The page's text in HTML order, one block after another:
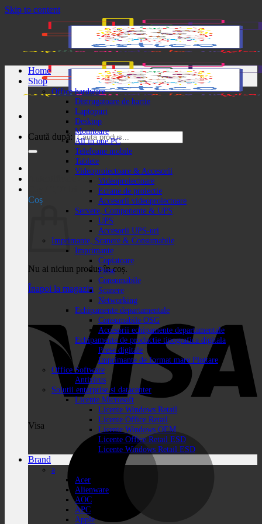
Skip to content
Caută după:
Autentificare / Înregistrare
Coș
Nu ai niciun produs în coș.
Înapoi la magazin
Visa
Home
Shop
Office hardware
Distrugatoare de hartie
Laptopuri
Desktop
Monitoare
All in one PC
Telefoane mobile
Tablete
Videoproiectoare & Accesorii
Videoproiectoare
Ecrane de proiectie
Accesorii videoproiectoare
Servere, Componente & UPS
UPS
Accesorii UPS-uri
Imprimante, Scanere & Consumabile
Imprimante
Copiatoare
Piese
Consumabile
Scanere
Networking
Echipamente departamentale
Consumabile OSG
Accesorii echipamente departamentale
Echipamente de productie tipografica digitala
Prese digitale
Imprimante de format mare Plottare
Office Software
Antivirus
Solutii enterprise si datacenter
Licente Microsoft
Licente Windows Retail
Licente Office Retail
Licente Windows OEM
Licente Office Retail ESD
Licente Windows Retail ESD
Brand
a
Acer
Alienware
AOC
APC
Apple